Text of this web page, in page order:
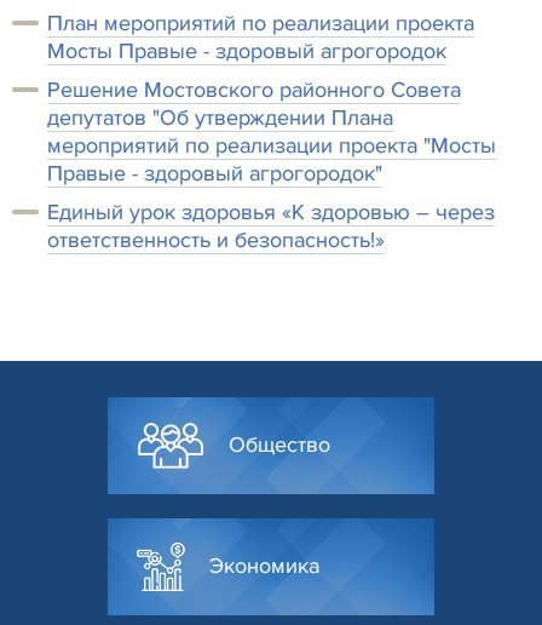
План мероприятий по реализации проекта
Мосты Правые - здоровый агрогородок
Решение Мостовского районного Совета
депутатов "Об утверждении Плана
мероприятий по реализации проекта "Мосты
Правые - здоровый агрогородок"
Единый урок здоровья «К здоровью – через
ответственность и безопасность!»
Общество
Экономика